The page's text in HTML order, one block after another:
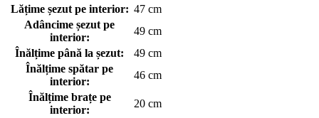
Lățime șezut pe interior: 47 cm
Adâncime șezut pe
interior:
49 cm
Înălțime până la șezut:
49 cm
Înălțime spătar pe
interior:
46 cm
Înălțime brațe pe
interior:
20 cm